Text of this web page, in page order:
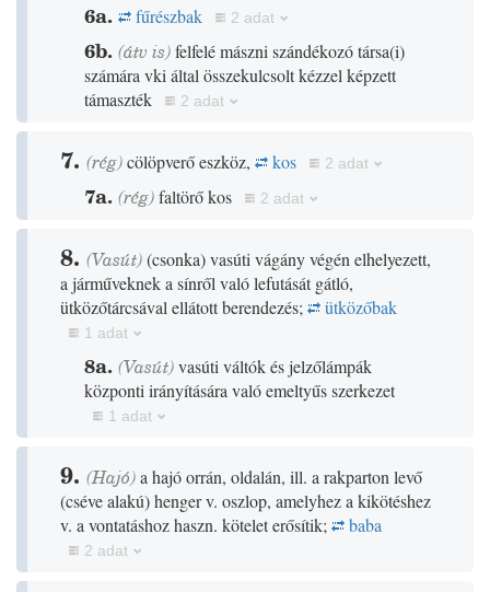
6a. fűrészbak 2 adat
6b. (átv is)felfelé mászni szándékozó társa(i)
számára vki által összekulcsolt kézzel képzett
támaszték
2 adat
7. (rég)cölöpverő eszköz, kos 2 adat
7a. (rég)faltörő kos 2 adat
8. (Vasút)(csonka)vasúti vágány végén elhelyezett,
a járműveknek a sínről való lefutását gátló,
ütközőtárcsával ellátott berendezés;
ütközőbak
1 adat
8a. (Vasút)vasúti váltók és jelzőlámpák
központi irányítására való emeltyűs szerkezet
1 adat
9. (Hajó)a hajó orrán, oldalán, ill. a rakparton levő
(cséve alakú)henger v. oszlop, amelyhez a kikötéshez
v. a vontatáshoz haszn. kötelet erősítik;
baba
2 adat